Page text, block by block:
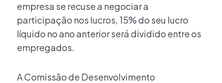
empresa se recuse a negociar a
participação nos lucros, 15% do seu lucro
líquido no ano anterior será dividido entre os
empregados.
A Comissão de Desenvolvimento